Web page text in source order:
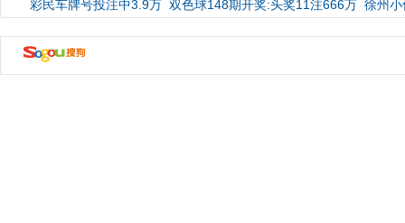
彩民车牌号投注中3.9万 双色球148期开奖:头奖11注666万 徐州